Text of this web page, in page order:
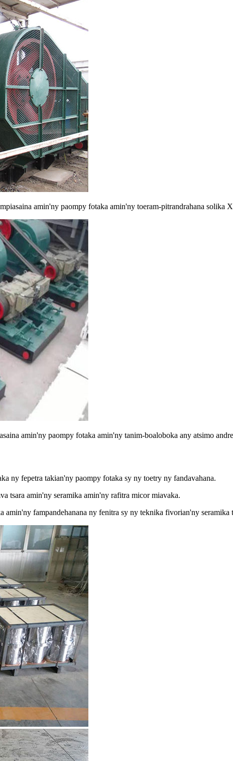
amin'ny paompy fotaka amin'ny toeram-pitrandrahana solika
amin'ny paompy fotaka amin'ny tanim-boaloboka any atsimo
ny fepetra takian'ny paompy fotaka sy ny toetry ny fandavahana.
tsara amin'ny seramika amin'ny rafitra micor miavaka.
fampandehanana ny fenitra sy ny teknika fivorian'ny seramika